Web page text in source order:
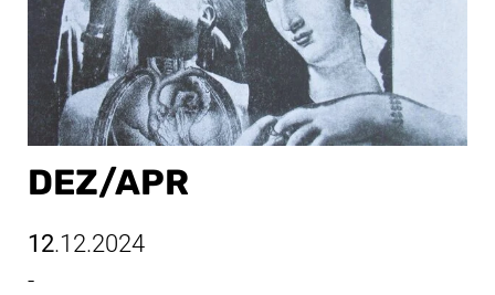
DEZ/​APR
12.12.2024
-